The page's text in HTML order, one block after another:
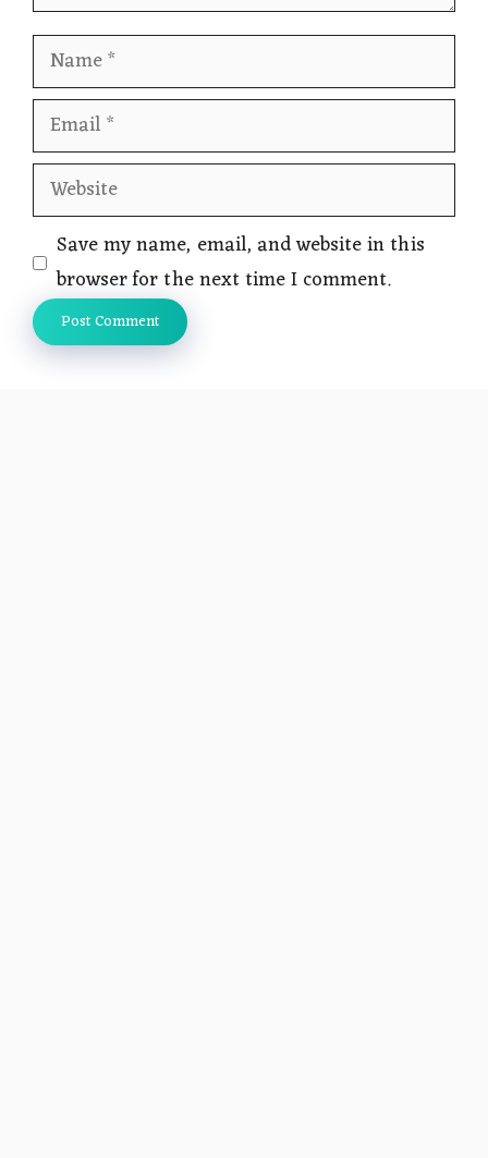
Name
Email
Website
Save my name, email, and website in this
browser for the next time I comment.